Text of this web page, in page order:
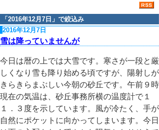
「 2016年12月7日 」で絞込み
2016年12月7日
雪は降っていませんが
今日は暦の上では大雪です。寒さが一段と厳
しくなり雪も降り始める頃ですが、陽射しが
きらきらまぶしい今朝の砂丘です。午前９時
現在の気温は、砂丘事務所横の温度計で１
１．３度を示しています。風が冷たく、手が
自然にポケットに向かってしまいます。今日